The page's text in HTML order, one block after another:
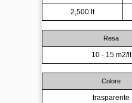
2,500 lt
Resa
10 - 15 m2/lt
Colore
trasparente